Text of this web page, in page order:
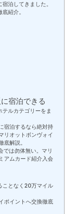
泊してきました。
紹介。
宿泊できる
ルカテゴリーをま
宿泊するなら絶対持
リオットボンヴォイ
解説。
では勿体無い。マリ
アムカード紹介入会
ことなく20万マイル
ポイントへ交換徹底